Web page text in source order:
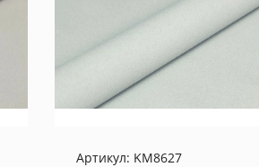
Артикул: KM8627